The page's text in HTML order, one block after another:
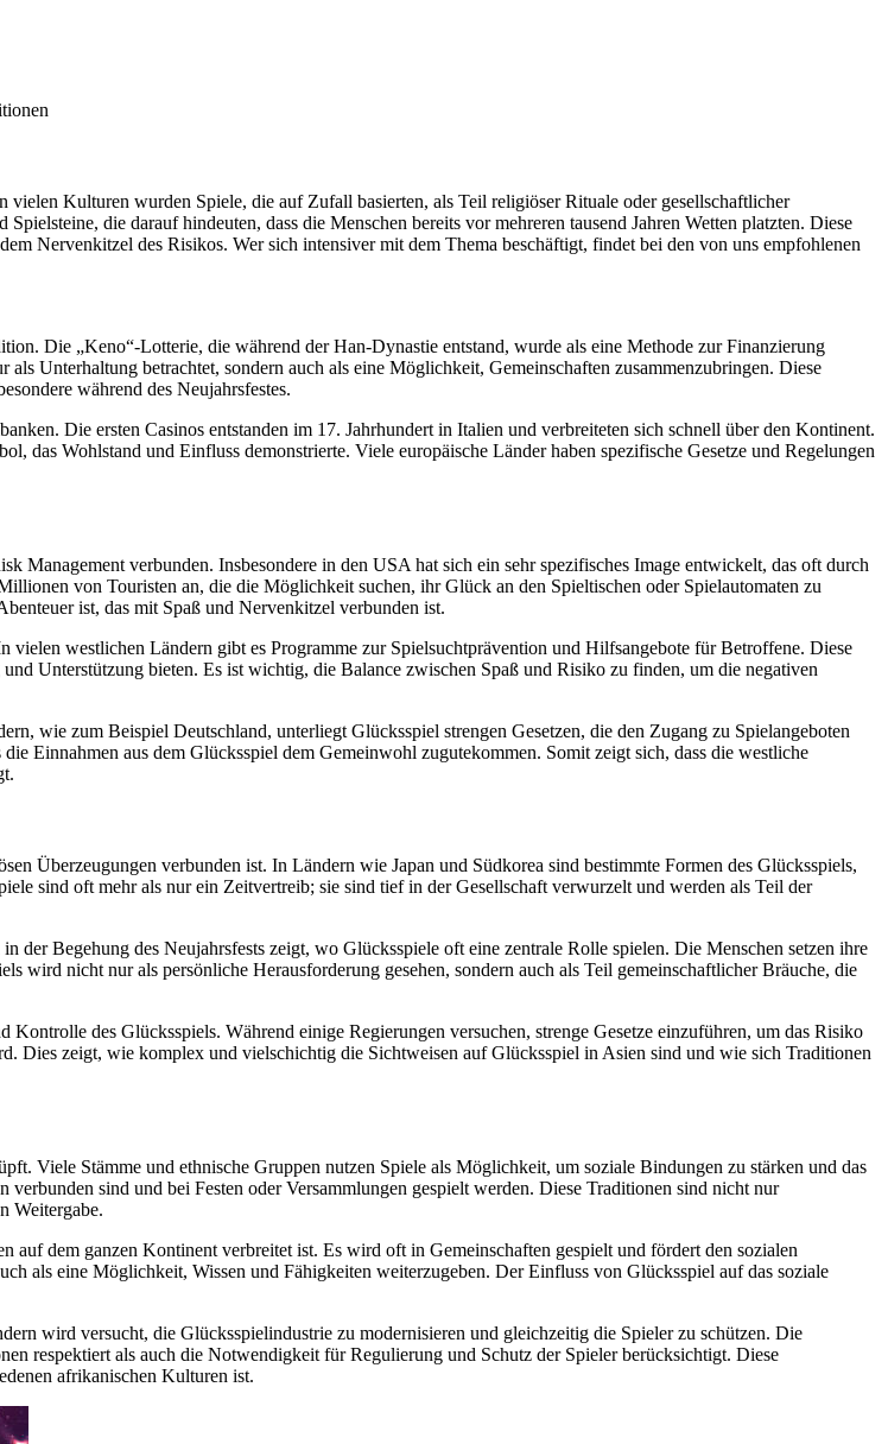
Kulturen wurden Spiele, die auf Zufall basierten, als Teil religiöser Rituale oder gesellschaftlicher
die darauf hindeuten, dass die Menschen bereits vor mehreren tausend Jahren Wetten platzten. Diese
Nervenkitzel des Risikos. Wer sich intensiver mit dem Thema beschäftigt, findet bei den von uns empfohlenen
Die „Keno“-Lotterie, die während der Han-Dynastie entstand, wurde als eine Methode zur Finanzierung
Unterhaltung betrachtet, sondern auch als eine Möglichkeit, Gemeinschaften zusammenzubringen. Diese
während des Neujahrsfestes.
Die ersten Casinos entstanden im 17. Jahrhundert in Italien und verbreiteten sich schnell über den Kontinent.
das Wohlstand und Einfluss demonstrierte. Viele europäische Länder haben spezifische Gesetze und Regelungen
verbunden. Insbesondere in den USA hat sich ein sehr spezifisches Image entwickelt, das oft durch
von Touristen an, die die Möglichkeit suchen, ihr Glück an den Spieltischen oder Spielautomaten zu
ist, das mit Spaß und Nervenkitzel verbunden ist.
westlichen Ländern gibt es Programme zur Spielsuchtprävention und Hilfsangebote für Betroffene. Diese
Unterstützung bieten. Es ist wichtig, die Balance zwischen Spaß und Risiko zu finden, um die negativen
wie zum Beispiel Deutschland, unterliegt Glücksspiel strengen Gesetzen, die den Zugang zu Spielangeboten
Einnahmen aus dem Glücksspiel dem Gemeinwohl zugutekommen. Somit zeigt sich, dass die westliche
Überzeugungen verbunden ist. In Ländern wie Japan und Südkorea sind bestimmte Formen des Glücksspiels,
sind oft mehr als nur ein Zeitvertreib; sie sind tief in der Gesellschaft verwurzelt und werden als Teil der
der Begehung des Neujahrsfests zeigt, wo Glücksspiele oft eine zentrale Rolle spielen. Die Menschen setzen ihre
wird nicht nur als persönliche Herausforderung gesehen, sondern auch als Teil gemeinschaftlicher Bräuche, die
des Glücksspiels. Während einige Regierungen versuchen, strenge Gesetze einzuführen, um das Risiko
Dies zeigt, wie komplex und vielschichtig die Sichtweisen auf Glücksspiel in Asien sind und wie sich Traditionen
Viele Stämme und ethnische Gruppen nutzen Spiele als Möglichkeit, um soziale Bindungen zu stärken und das
sind und bei Festen oder Versammlungen gespielt werden. Diese Traditionen sind nicht nur
Weitergabe.
auf dem ganzen Kontinent verbreitet ist. Es wird oft in Gemeinschaften gespielt und fördert den sozialen
als eine Möglichkeit, Wissen und Fähigkeiten weiterzugeben. Der Einfluss von Glücksspiel auf das soziale
wird versucht, die Glücksspielindustrie zu modernisieren und gleichzeitig die Spieler zu schützen. Die
respektiert als auch die Notwendigkeit für Regulierung und Schutz der Spieler berücksichtigt. Diese
afrikanischen Kulturen ist.